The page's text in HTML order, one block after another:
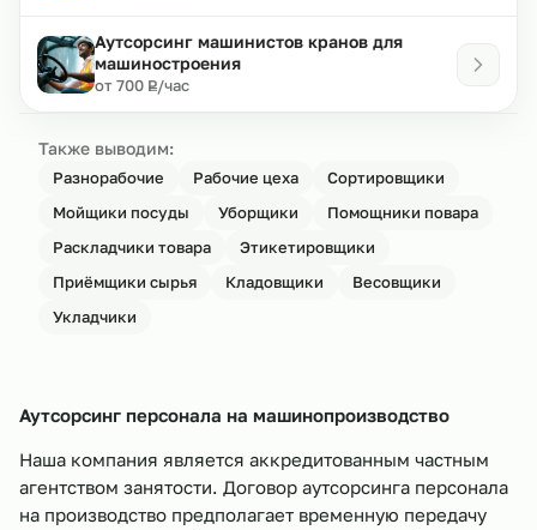
Аутсорсинг машинистов кранов для
машиностроения
от 700 ₽
Р/час
Также выводим:
Разнорабочие Рабочие цеха
Сортировщики
Мойщики посуды
Уборщики
Помощники повара
Раскладчики товара
Этикетировщики
Приёмщики сырья
Кладовщики
Весовщики
Укладчики
Аутсорсинг персонала на машинопроизводство
Наша компания является аккредитованным частным
агентством занятости. Договор аутсорсинга персонала
на производство предполагает временную передачу